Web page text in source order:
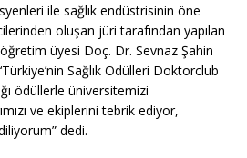
ile sağlık endüstrisinin öne
oluşan jüri tarafından yapılan
üyesi Doç. Dr. Sevnaz Şahin
Sağlık Ödülleri Doktorclub
ödüllerle üniversitemizi
ve ekiplerini tebrik ediyor,
dedi.